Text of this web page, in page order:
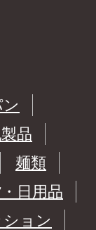
品
麺類
日用品
ョン